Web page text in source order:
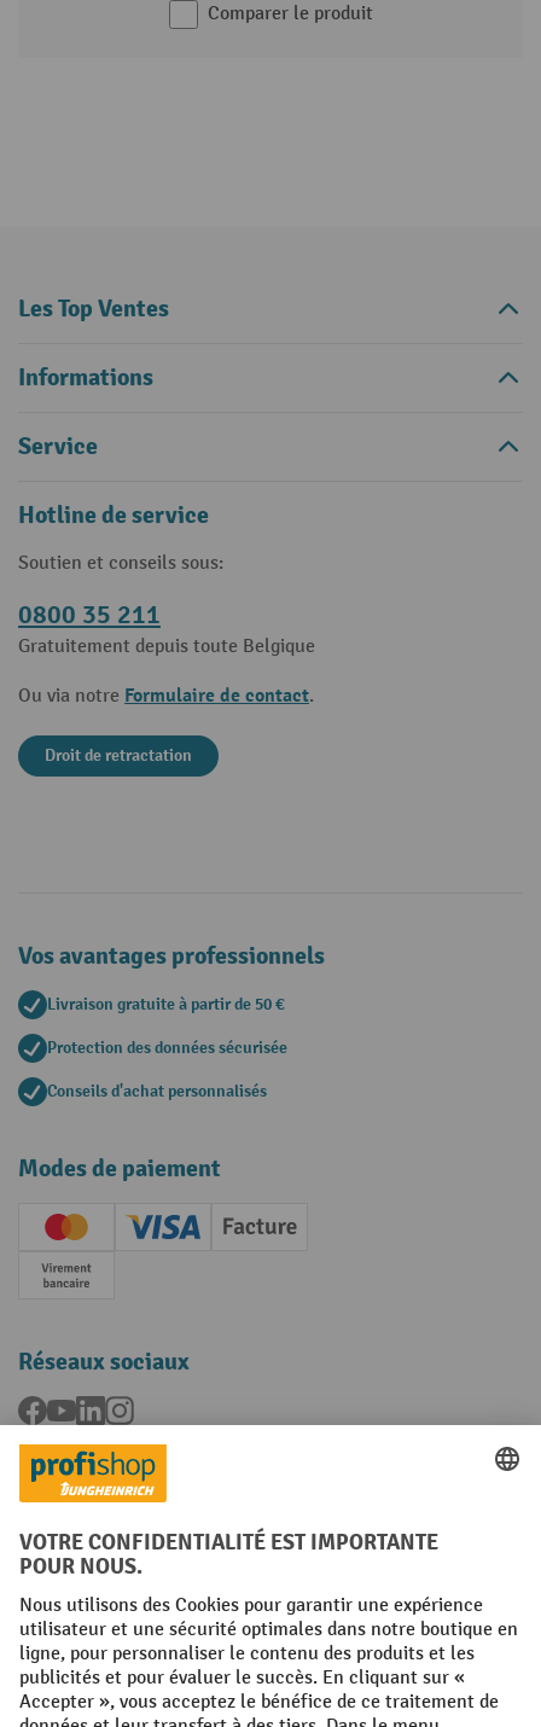
Comparer le produit
Les Top Ventes
Informations
Service
Hotline de service
Soutien et conseils sous:
0800 35 211
Gratuitement depuis toute Belgique
Ou via notre Formulaire de contact.
Droit de retractation
Vos avantages professionnels
Livraison gratuite à partir de 50 €
Protection des données sécurisée
Conseils d'achat personnalisés
Modes de paiement
Creditcard (Master)Creditcard (Visa)
Facture
Paiement anticipé
Réseaux sociaux
Facebook
YouTubeLinkedInInstagram
Langues
FR NL
Conditions générales Mentions légales
Protection des Données Politique de cookies